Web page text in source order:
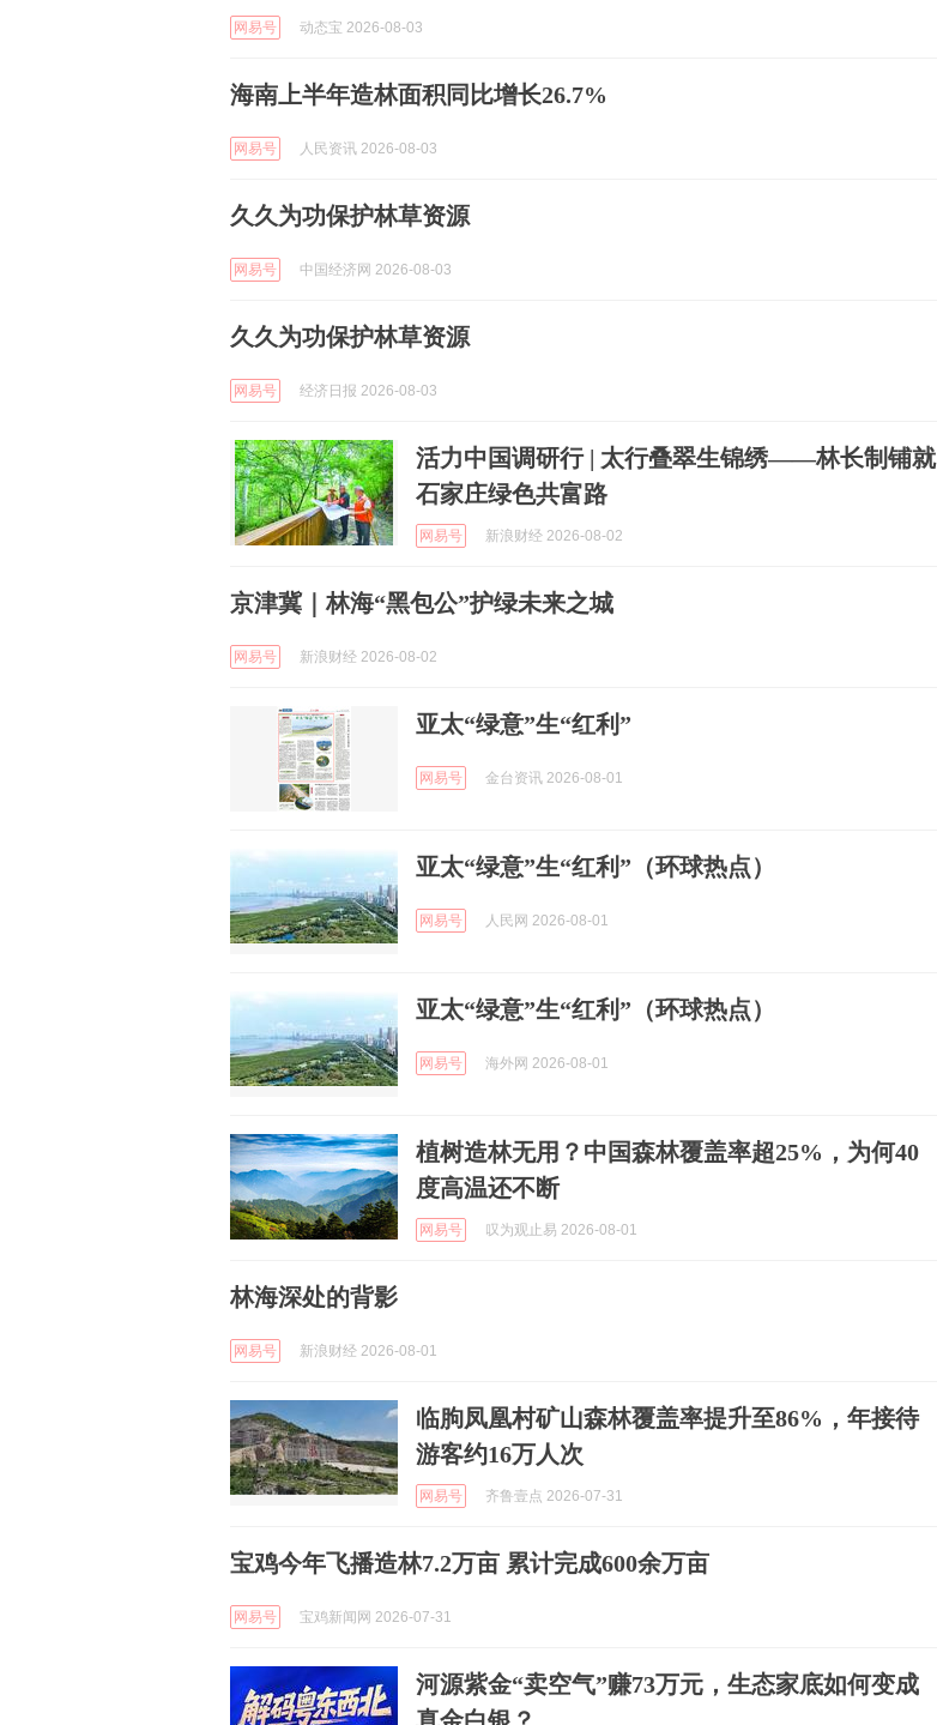
网易号 动态宝 2026-08-03
海南上半年造林面积同比增长26.7%
网易号 人民资讯 2026-08-03
久久为功保护林草资源
网易号 中国经济网 2026-08-03
久久为功保护林草资源
网易号 经济日报 2026-08-03
活力中国调研行 | 太行叠翠生锦绣——林长制铺就
石家庄绿色共富路
网易号 新浪财经 2026-08-02
京津冀｜林海“黑包公”护绿未来之城
网易号 新浪财经 2026-08-02
亚太“绿意”生“红利”
网易号 金台资讯 2026-08-01
亚太“绿意”生“红利”（环球热点）
网易号 人民网 2026-08-01
亚太“绿意”生“红利”（环球热点）
网易号 海外网 2026-08-01
植树造林无用？中国森林覆盖率超25%，为何40
度高温还不断
网易号 叹为观止易 2026-08-01
林海深处的背影
网易号 新浪财经 2026-08-01
临朐凤凰村矿山森林覆盖率提升至86%，年接待
游客约16万人次
网易号 齐鲁壹点 2026-07-31
宝鸡今年飞播造林7.2万亩 累计完成600余万亩
网易号 宝鸡新闻网 2026-07-31
河源紫金“卖空气”赚73万元，生态家底如何变成